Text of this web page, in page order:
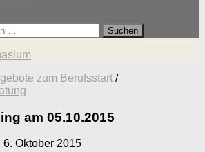
zum Berufsstart /
am 05.10.2015
6. Oktober 2015